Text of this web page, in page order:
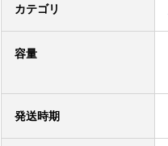
カテゴリ
容量
発送時期